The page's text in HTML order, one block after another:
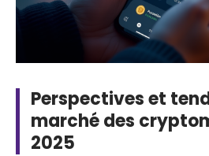
Perspectives et
marché des
2025